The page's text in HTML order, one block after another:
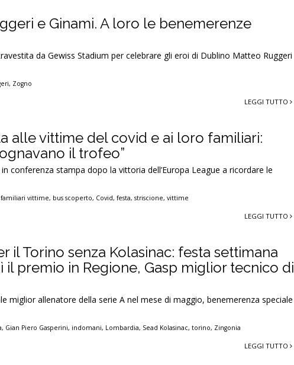
e Ginami. A loro le benemerenze
da Gewiss Stadium per celebrare gli eroi di Dublino Matteo Ruggeri
, Zogno
LEGGI TUTTO
alle vittime del covid e ai loro familiari:
il trofeo”
conferenza stampa dopo la vittoria dell’Europa League a ricordare le
familiari vittime, bus scoperto, Covid,festa,striscione,vittime
LEGGI TUTTO
il Torino senza Kolasinac: festa settimana
il premio in Regione, Gasp miglior tecnico di
miglior allenatore della serie A nel mese di maggio, benemerenza speciale
, Gian Piero Gasperini, indomani, Lombardia, Sead Kolasinac,torino, Zingonia
LEGGI TUTTO